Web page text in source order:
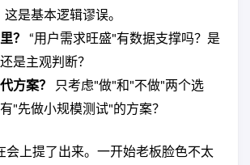
这是基本逻辑谬误。
？
“用户需求旺盛"有数据支撑吗？是
是主观判断？
方案？
只考虑"做"和"不做"两个选
"先做小规模测试"的方案？
会上提了出来。一开始老板脸色不太